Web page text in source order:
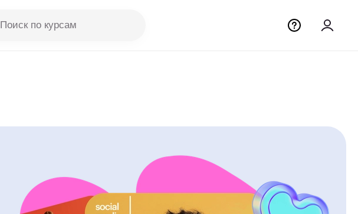
Поиск по курсам